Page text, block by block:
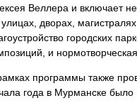
Веллера и включает
дворах,
городских
и
программы также
года в Мурманске